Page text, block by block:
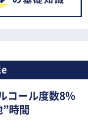
コール度数8%
時間